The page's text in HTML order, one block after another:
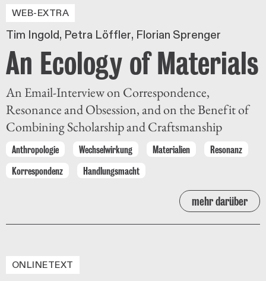
WEB-EXTRA
Tim Ingold Petra Löffler Florian Sprenger
An Ecology of Materials
An Email-Interview on Correspondence,
Resonance and Obsession, and on the Benefit of
Combining Scholarship and Craftsmanship
Anthropologie Wechselwirkung Materialien
Resonanz
Korrespondenz
Handlungsmacht
mehr darüber
ONLINETEXT